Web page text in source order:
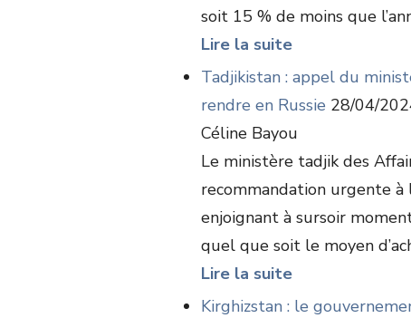
soit 15 % de moins que
Lire la suite
Tadjikistan : appel du
rendre en Russie 28/04/
Céline Bayou
Le ministère tadjik des
recommandation urgente à
enjoignant à sursoir
quel que soit le moyen
Lire la suite
Kirghizstan : le